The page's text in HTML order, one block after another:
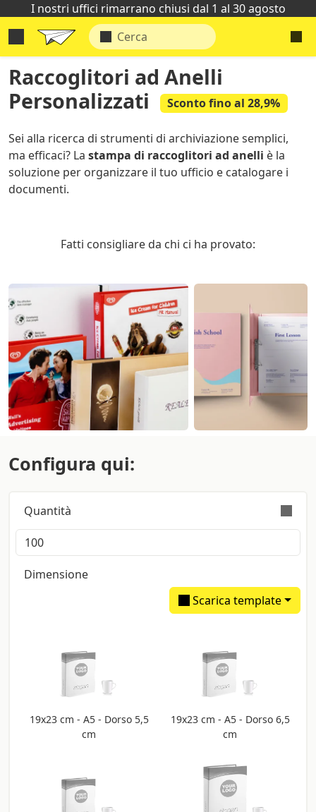
I nostri uffici rimarrano chiusi dal 1 al 30 agosto
Raccoglitori ad Anelli
Personalizzati
Sconto fino al 28,9%
Sei alla ricerca di strumenti di archiviazione semplici,
ma efficaci? La stampa di raccoglitori ad anelli è la
soluzione per organizzare il tuo ufficio e catalogare i
documenti.
Fatti consigliare da chi ci ha provato:
Configura qui:
Quantità
L’ordine è validamente eseguito con tolleranza
sulla quantità di +/- 5%
Dimensione
Scarica template
19x23 cm - A5 - Dorso 5,5
cm
19x23 cm - A5 - Dorso 6,5
cm